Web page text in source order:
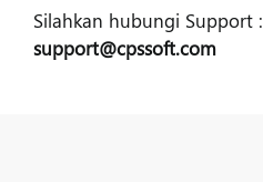
Silahkan hubungi Support :
support@cpssoft.com